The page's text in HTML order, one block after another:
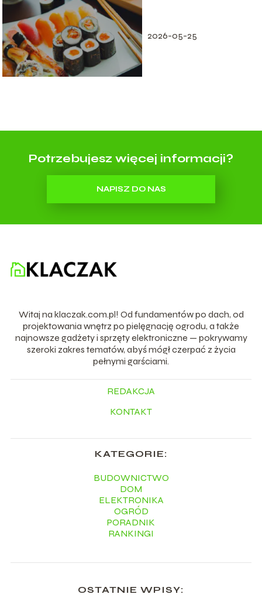
2026-05-25
Potrzebujesz więcej informacji?
NAPISZ DO NAS
Witaj na klaczak.com.pl! Od fundamentów po dach, od
projektowania wnętrz po pielęgnację ogrodu, a także
najnowsze gadżety i sprzęty elektroniczne — pokrywamy
szeroki zakres tematów, abyś mógł czerpać z życia
pełnymi garściami.
REDAKCJA
KONTAKT
KATEGORIE:
BUDOWNICTWO
DOM
ELEKTRONIKA
OGRÓD
PORADNIK
RANKINGI
OSTATNIE WPISY: